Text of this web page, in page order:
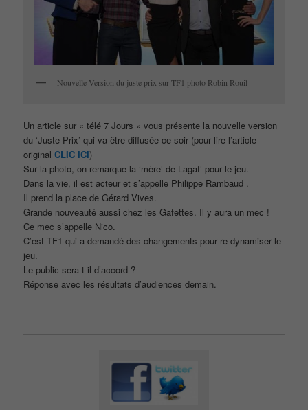
Nouvelle Version du juste prix sur TF1 photo Robin Rouil
Un article sur « télé 7 Jours » vous présente la nouvelle version
du ‘Juste Prix’ qui va être diffusée ce soir (pour lire l’article
originalCLIC ICI)
Sur la photo, on remarque la ‘mère’ de Lagaf’ pour le jeu.
Dans la vie, il est acteur et s’appelle Philippe Rambaud .
Il prend la place de Gérard Vives.
Grande nouveauté aussi chez les Gafettes. Il y aura un mec !
Ce mec s’appelle Nico.
C’est TF1 qui a demandé des changements pour re dynamiser le
jeu.
Le public sera-t-il d’accord ?
Réponse avec les résultats d’audiences demain.